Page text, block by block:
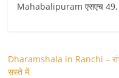
Mahabalipuram एसएच 49,
Dharamshala in Ranchi – रांची
सस्ते में